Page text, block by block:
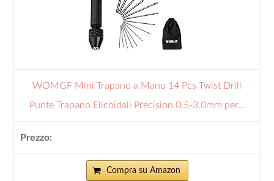
WOMGF Mini Trapano a Mano 14 Pcs Twist Drill
Punte Trapano Elicoidali Precision 0.5-3.0mm per...
Compra su Amazon